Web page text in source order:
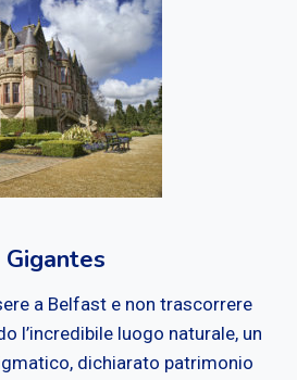
a Belfast e non trascorrere
l’incredibile luogo naturale, un
dichiarato patrimonio